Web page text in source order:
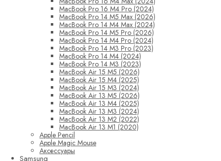
MacBook Pro 16 M4 Pro (2024)
MacBook Pro 14 M5 Max (2026)
MacBook Pro 14 M4 Max (2024)
MacBook Pro 14 M5 Pro (2026)
MacBook Pro 14 M4 Pro (2024)
MacBook Pro 14 M3 Pro (2023)
MacBook Pro 14 M4 (2024)
MacBook Pro 14 M3 (2023)
MacBook Air 15 M5 (2026)
MacBook Air 15 M4 (2025)
MacBook Air 15 M3 (2024)
MacBook Air 13 M5 (2026)
MacBook Air 13 M4 (2025)
MacBook Air 13 M3 (2024)
MacBook Air 13 M2 (2022)
MacBook Air 13 M1 (2020)
Apple Pencil
Apple Magic Mouse
Аксессуары
Samsung